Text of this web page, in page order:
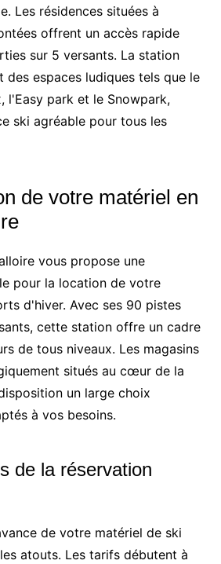
Les résidences situées à
offrent un accès rapide
sur 5 versants. La station
des espaces ludiques tels que le
l'Easy park et le Snowpark,
ski agréable pour tous les
de votre matériel en
vous propose une
pour la location de votre
d'hiver. Avec ses 90 pistes
cette station offre un cadre
de tous niveaux. Les magasins
situés au cœur de la
un large choix
à vos besoins.
de la réservation
de votre matériel de ski
atouts. Les tarifs débutent à